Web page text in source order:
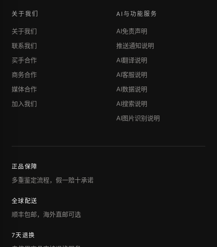
关于我们
关于我们
联系我们
买手合作
商务合作
媒体合作
加入我们
AI与功能服务
AI免责声明
推送通知说明
AI翻译说明
AI客服说明
AI数据说明
AI搜索说明
AI图片识别说明
正品保障
多重鉴定流程，假一赔十承诺
全球配送
顺丰包邮，海外直邮可选
7天退换